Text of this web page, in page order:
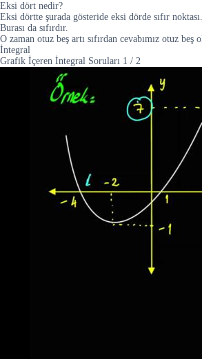
Eksi dört nedir?
Eksi dörtte şurada gösteride eksi dörde sıfır noktası.
Burası da sıfırdır.
O zaman otuz beş artı sıfırdan cevabımız otuz beş
İntegral
Grafik İçeren İntegral Soruları 1 / 2